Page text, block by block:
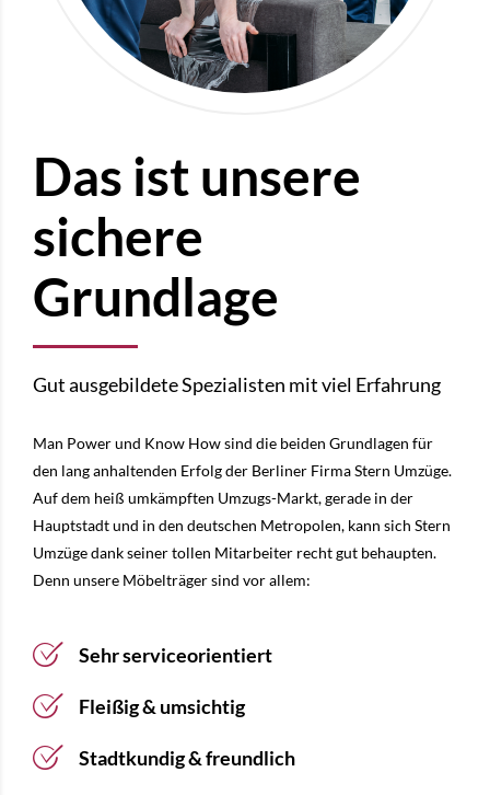
Das ist unsere
sichere
Grundlage
Gut ausgebildete Spezialisten mit viel Erfahrung
Man Power und Know How sind die beiden Grundlagen für
den lang anhaltenden Erfolg der Berliner Firma Stern Umzüge.
Auf dem heiß umkämpften Umzugs-Markt, gerade in der
Hauptstadt und in den deutschen Metropolen, kann sich Stern
Umzüge dank seiner tollen Mitarbeiter recht gut behaupten.
Denn unsere Möbelträger sind vor allem:
Sehr serviceorientiert
Fleißig & umsichtig
Stadtkundig & freundlich